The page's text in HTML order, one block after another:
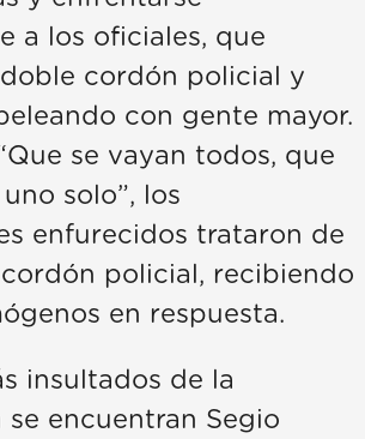
a los oficiales, que
cordón policial y
con gente mayor.
se vayan todos, que
solo”, los
enfurecidos trataron de
policial, recibiendo
en respuesta.
insultados de la
se encuentran Segio